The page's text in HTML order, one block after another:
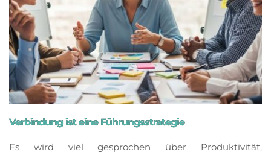
Verbindung ist eine Führungsstrategie
Es wird viel gesprochen über Produktivität,